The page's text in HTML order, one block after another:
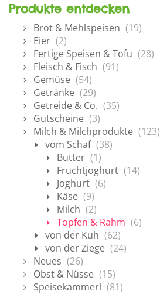
Produkte entdecken
Brot & Mehlspeisen (19)
Eier (2)
Fertige Speisen & Tofu (28)
Fleisch & Fisch (91)
Gemüse (54)
Getränke (29)
Getreide & Co. (35)
Gutscheine (3)
Milch & Milchprodukte (123)
vom Schaf (38)
Butter (1)
Fruchtjoghurt (14)
Joghurt (6)
Käse (9)
Milch (2)
Topfen & Rahm (6)
von der Kuh (62)
von der Ziege (24)
Neues (26)
Obst & Nüsse (15)
Speisekammerl (81)